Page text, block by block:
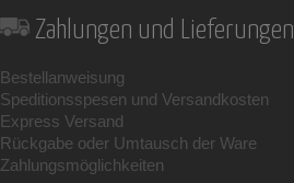
Zahlungen und Lieferungen
Bestellanweisung
Speditionsspesen und Versandkosten
Express Versand
Rückgabe oder Umtausch der Ware
Zahlungsmöglichkeiten